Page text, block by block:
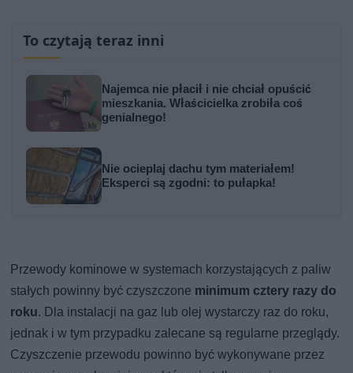
To czytają teraz inni
Najemca nie płacił i nie chciał opuścić
mieszkania. Właścicielka zrobiła coś
genialnego!
Nie ocieplaj dachu tym materiałem!
Eksperci są zgodni: to pułapka!
Przewody kominowe w systemach korzystających z paliw
stałych powinny być czyszczone minimum cztery razy do
roku. Dla instalacji na gaz lub olej wystarczy raz do roku,
jednak i w tym przypadku zalecane są regularne przeglądy.
Czyszczenie przewodu powinno być wykonywane przez